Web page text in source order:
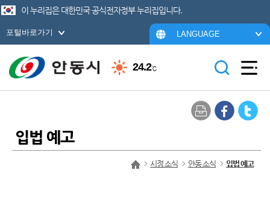
이 누리집은 대한민국 공식전자정부 누리집입니다.
포털바로가기 LANGUAGE
24.2℃
입법 예고
시정 소식 안동 소식 입법 예고